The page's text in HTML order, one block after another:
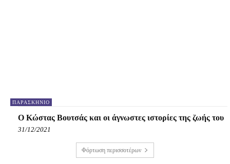
ΠΑΡΑΣΚΉΝΙΟ
Ο Κώστας Βουτσάς και οι άγνωστες ιστορίες της ζωής του
31/12/2021
Φόρτωση περισσοτέρων